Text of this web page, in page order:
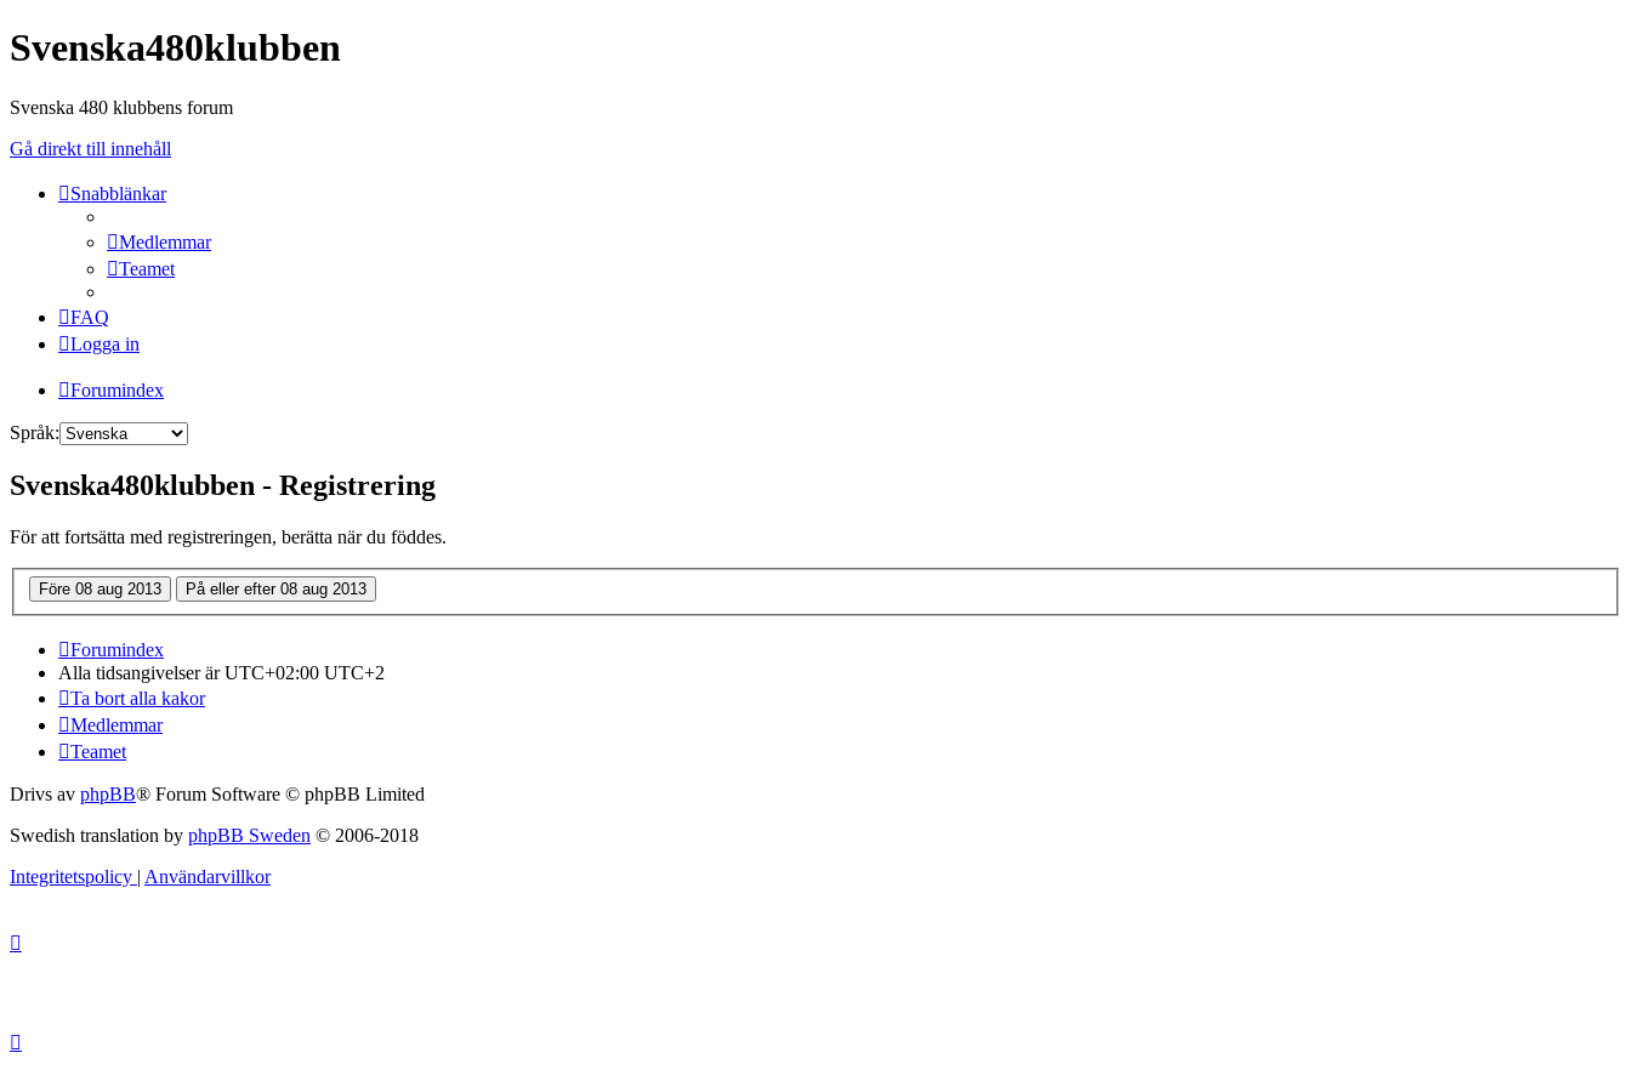
Svenska480klubben
Svenska 480 klubbens forum
Gå direkt till innehåll
Snabblänkar
Medlemmar
Teamet
FAQ
Logga in
Forumindex
Språk:
Svenska480klubben - Registrering
För att fortsätta med registreringen, berätta när du föddes.
Forumindex
Alla tidsangivelser är UTC+02:00 UTC+2
Ta bort alla kakor
Medlemmar
Teamet
Drivs av phpBB® Forum Software © phpBB Limited
Swedish translation by phpBB Sweden © 2006-2018
Integritetspolicy | Användarvillkor